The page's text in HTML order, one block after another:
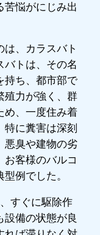
苦悩がにじみ出
、カラスバト
バトは、その名
持ち、都市部で
殖力が強く、群
め、一度住み着
特に糞害は深刻
悪臭や建物の劣
お客様のバルコ
例でした。
すぐに駆除作
設備の状態が良